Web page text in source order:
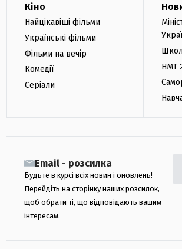
Кіно
Найцікавіші фільми
Українські фільми
Фільми на вечір
Комедії
Серіали
НМТ
Email - розсилка
Будьте в курсі всіх новин і оновлень!
Перейдіть на сторінку наших розсилок,
щоб обрати ті, що відповідають вашим
інтересам.